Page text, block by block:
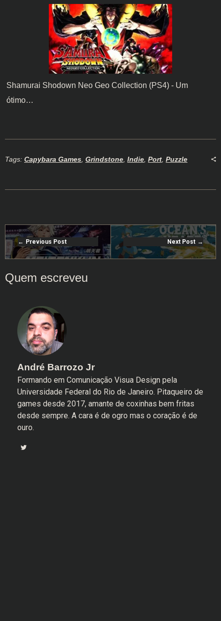
Shamurai Shodown Neo Geo Collection (PS4) - Um
ótimo…
Tags: Capybara Games Grindstone Indie Port Puzzle
Previous Post Next Post
André Barrozo Jr
Formando em Comunicação Visua Design pela
Universidade Federal do Rio de Janeiro. Pitaqueiro de
games desde 2017, amante de coxinhas bem fritas
desde sempre. A cara é de ogro mas o coração é de
ouro.